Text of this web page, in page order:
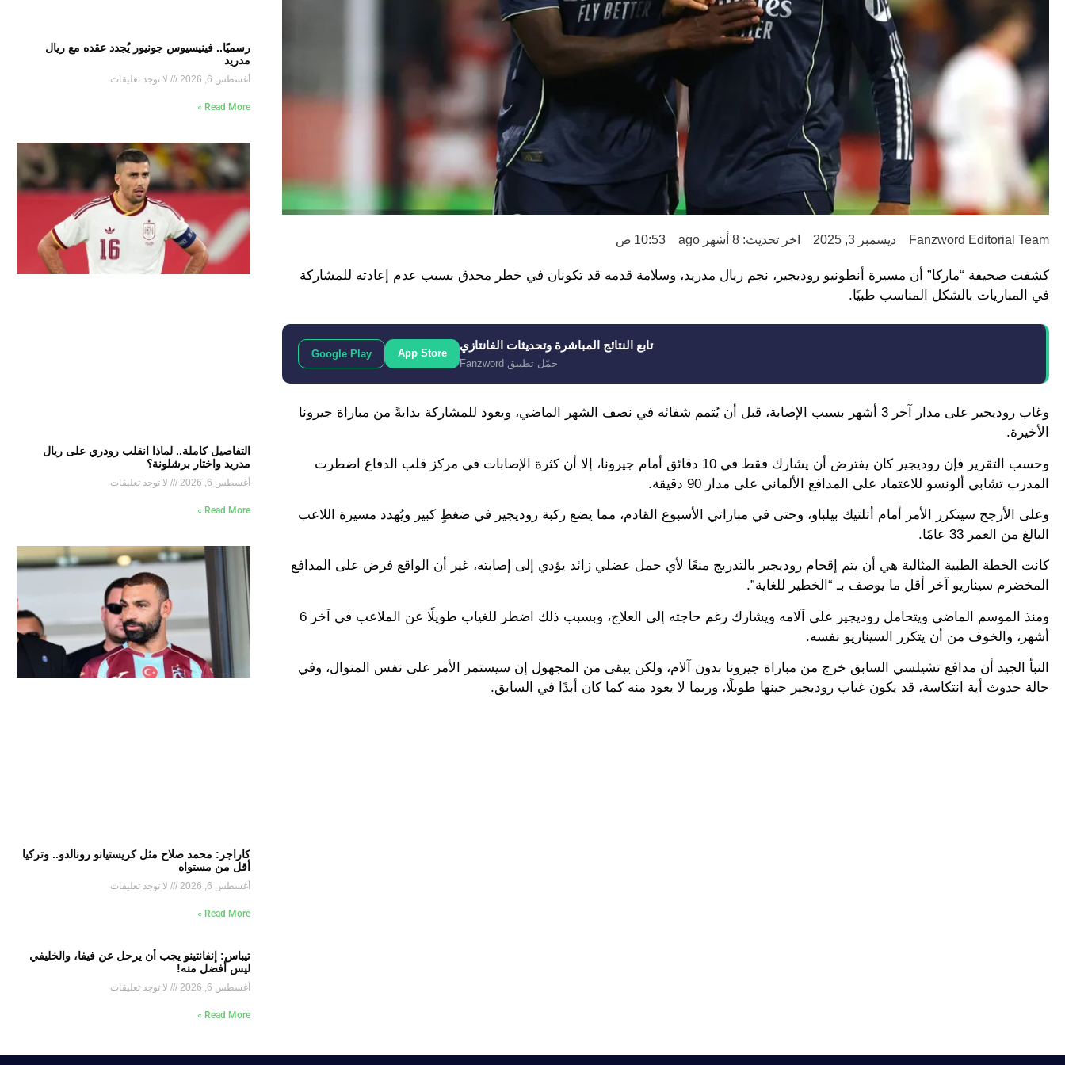
Fanzword Editorial Team ديسمبر 3, 2025 اخر تحديث: 8 أشهر ago 10:53 ص
كشفت صحيفة “ماركا” أن مسيرة أنطونيو روديجير، نجم ريال مدريد، وسلامة قدمه قد تكونان في خطر محدق بسبب عدم إعادته للمشاركة
في المباريات بالشكل المناسب طبيًا.
تابع النتائج المباشرة وتحديثات الفانتازي
حمّل تطبيق Fanzword
App Store
Google Play
وغاب روديجير على مدار آخر 3 أشهر بسبب الإصابة، قبل أن يُتمم شفائه في نصف الشهر الماضي، ويعود للمشاركة بدايةً من مباراة جيرونا
الأخيرة.
وحسب التقرير فإن روديجير كان يفترض أن يشارك فقط في 10 دقائق أمام جيرونا، إلا أن كثرة الإصابات في مركز قلب الدفاع اضطرت
المدرب تشابي ألونسو للاعتماد على المدافع الألماني على مدار 90 دقيقة.
وعلى الأرجح سيتكرر الأمر أمام أتلتيك بيلباو، وحتى في مباراتي الأسبوع القادم، مما يضع ركبة روديجير في ضغطٍ كبير ويُهدد مسيرة اللاعب
البالغ من العمر 33 عامًا.
كانت الخطة الطبية المثالية هي أن يتم إقحام روديجير بالتدريج منعًا لأي حمل عضلي زائد يؤدي إلى إصابته، غير أن الواقع فرض على المدافع
المخضرم سيناريو آخر أقل ما يوصف بـ “الخطير للغاية”.
ومنذ الموسم الماضي ويتحامل روديجير على آلامه ويشارك رغم حاجته إلى العلاج، وبسبب ذلك اضطر للغياب طويلًا عن الملاعب في آخر 6
أشهر، والخوف من أن يتكرر السيناريو نفسه.
النبأ الجيد أن مدافع تشيلسي السابق خرج من مباراة جيرونا بدون آلام، ولكن يبقى من المجهول إن سيستمر الأمر على نفس المنوال، وفي
حالة حدوث أية انتكاسة، قد يكون غياب روديجير حينها طويلًا، وربما لا يعود منه كما كان أبدًا في السابق.
رسميًا.. فينيسيوس جونيور يُجدد عقده مع ريال
مدريد
أغسطس 6, 2026 لا توجد تعليقات
Read More »
التفاصيل كاملة.. لماذا انقلب رودري على ريال
مدريد واختار برشلونة؟
أغسطس 6, 2026 لا توجد تعليقات
Read More »
كاراجر: محمد صلاح مثل كريستيانو رونالدو.. وتركيا
أقل من مستواه
أغسطس 6, 2026 لا توجد تعليقات
Read More »
تيباس: إنفانتينو يجب أن يرحل عن فيفا، والخليفي
ليس أفضل منه!
أغسطس 6, 2026 لا توجد تعليقات
Read More »